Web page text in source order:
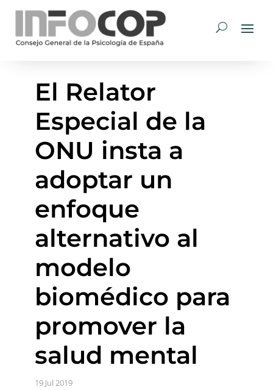
El Relator
Especial de la
ONU insta a
adoptar un
enfoque
alternativo al
modelo
biomédico para
promover la
salud mental
19 Jul 2019